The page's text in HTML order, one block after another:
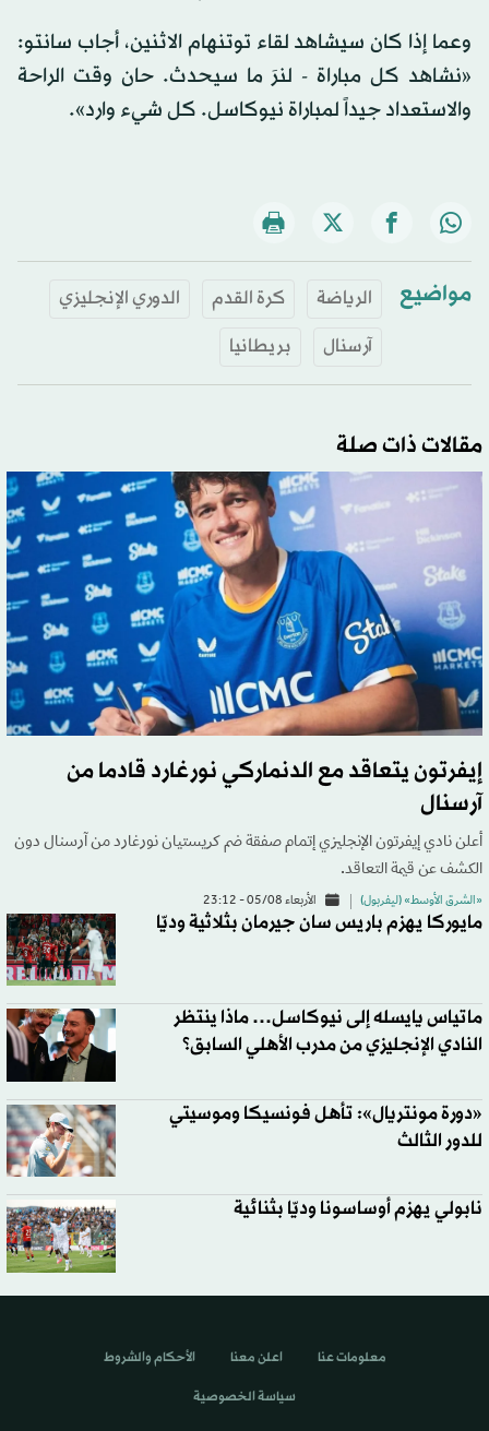
وعما إذا كان سيشاهد لقاء توتنهام الاثنين، أجاب سانتو:
«نشاهد كل مباراة - لنرَ ما سيحدث. حان وقت الراحة
والاستعداد جيداً لمباراة نيوكاسل. كل شيء وارد».
مواضيع الرياضة كرة القدم
الدوري الإنجليزي
آرسنال
بريطانيا
مقالات ذات صلة
إيفرتون يتعاقد مع الدنماركي نورغارد قادما من
آرسنال
أعلن نادي إيفرتون الإنجليزي إتمام صفقة ضم كريستيان نورغارد من آرسنال دون
الكشف عن قيمة التعاقد.
«الشرق الأوسط» (ليفربول) الأربعاء 05/08 - 23:12
مايوركا يهزم باريس سان جيرمان بثلاثية وديّا
ماتياس يايسله إلى نيوكاسل… ماذا ينتظر
النادي الإنجليزي من مدرب الأهلي السابق؟
«دورة مونتريال»: تأهل فونسيكا وموسيتي
للدور الثالث
نابولي يهزم أوساسونا وديّا بثنائية
معلومات عنا اعلن معنا الأحكام والشروط
سياسة الخصوصية